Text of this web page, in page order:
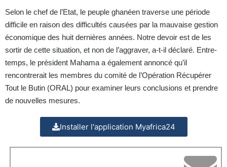
Selon le chef de l’Etat, le peuple ghanéen traverse une période
difficile en raison des difficultés causées par la mauvaise gestion
économique des huit dernières années. Notre devoir est de les
sortir de cette situation, et non de l’aggraver, a-t-il déclaré. Entre-
temps, le président Mahama a également annoncé qu’il
rencontrerait les membres du comité de l’Opération Récupérer
Tout le Butin (ORAL) pour examiner leurs conclusions et prendre
de nouvelles mesures.
Installer l'application Myafrica24